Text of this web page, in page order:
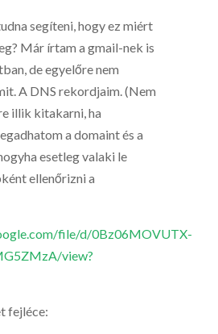
segíteni, hogy ez miért
Már írtam a gmail-nek is
de egyelőre nem
A DNS rekordjaim. (Nem
illik kitakarni, ha
a domaint és a
esetleg valaki le
ellenőrizni a
file/d/0Bz06MOVUTX-
view?
fejléce: